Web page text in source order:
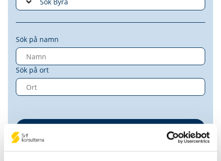
Sök på namn
Sök på ort